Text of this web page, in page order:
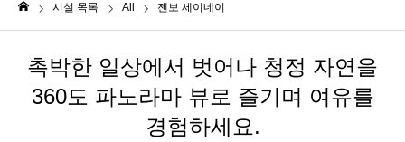
시설 목록 All 젠보 세이네이
촉박한 일상에서 벗어나 청정 자연을
360도 파노라마 뷰로 즐기며 여유를
경험하세요.